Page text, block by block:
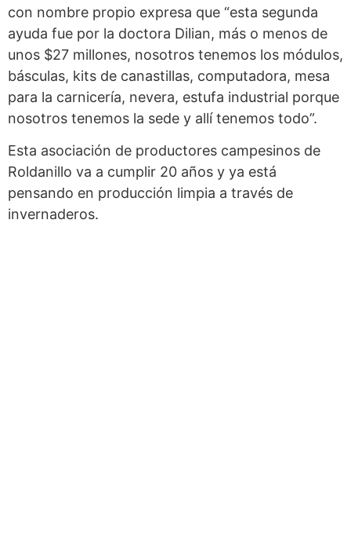
con nombre propio expresa que “esta segunda
ayuda fue por la doctora Dilian, más o menos de
unos $27 millones, nosotros tenemos los módulos,
básculas, kits de canastillas, computadora, mesa
para la carnicería, nevera, estufa industrial porque
nosotros tenemos la sede y allí tenemos todo”.
Esta asociación de productores campesinos de
Roldanillo va a cumplir 20 años y ya está
pensando en producción limpia a través de
invernaderos.